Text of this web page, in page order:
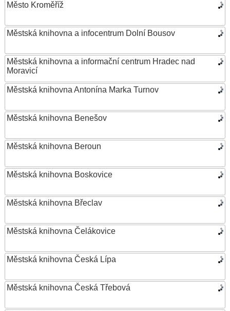
Město Kroměříž
Městská knihovna a infocentrum Dolní Bousov
Městská knihovna a informační centrum Hradec nad
Moravicí
Městská knihovna Antonína Marka Turnov
Městská knihovna Benešov
Městská knihovna Beroun
Městská knihovna Boskovice
Městská knihovna Břeclav
Městská knihovna Čelákovice
Městská knihovna Česká Lípa
Městská knihovna Česká Třebová